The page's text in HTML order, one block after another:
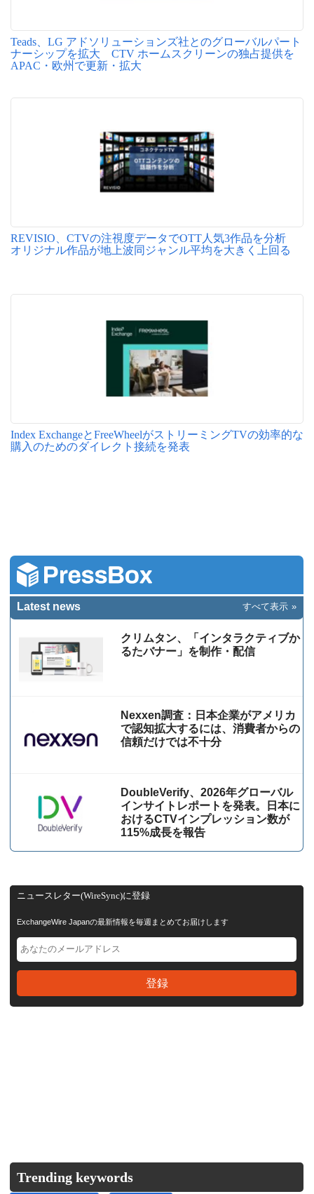
Teads、LG アドソリューションズ社とのグローバルパート
ナーシップを拡大 CTV ホームスクリーンの独占提供を
APAC・欧州で更新・拡大
REVISIO、CTVの注視度データでOTT人気3作品を分析
オリジナル作品が地上波同ジャンル平均を大きく上回る
Index ExchangeとFreeWheelがストリーミングTVの効率的な
購入のためのダイレクト接続を発表
Latest news すべて表示
クリムタン、「インタラクティブか
るたバナー」を制作・配信
Nexxen調査：日本企業がアメリカ
で認知拡大するには、消費者からの
信頼だけでは不十分
DoubleVerify、2026年グローバル
インサイトレポートを発表。日本に
おけるCTVインプレッション数が
115%成⻑を報告
ニュースレター(WireSync)に登録
ExchangeWire Japanの最新情報を毎週まとめてお届けします
Trending keywords